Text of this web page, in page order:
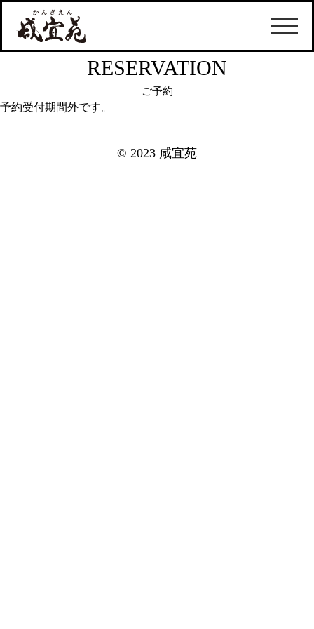
RESERVATION
ご予約
予約受付期間外です。
© 2023 咸宜苑